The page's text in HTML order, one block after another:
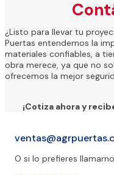
¿Listo para llevar tu
Puertas entendemos la
materiales confiables, a
obra merece, ya que no
ofrecemos la mejor
¡Cotiza ahora y
O si lo prefieres